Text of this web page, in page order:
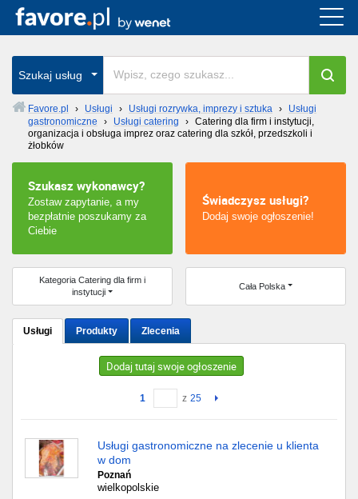
Szukaj usług
Favore.pl › Usługi › Usługi rozrywka, imprezy i sztuka ›
Usługi
gastronomiczne
› Usługi catering › Catering dla firm i instytucji,
organizacja i obsługa imprez oraz catering dla szkół, przedszkoli i
żłobków
Szukasz wykonawcy?
Zostaw zapytanie, a my
bezpłatnie poszukamy za
Ciebie
Świadczysz usługi?
Dodaj swoje ogłoszenie!
Kategoria Catering dla firm i
instytucji
Cała Polska
Usługi Produkty Zlecenia
Dodaj tutaj swoje ogłoszenie
1 z 25
Usługi gastronomiczne na zlecenie u klienta
w dom
Poznań
wielkopolskie
Cała Polska
wszystkie w całym kraju
Warszawa
Wrocław
Kraków
Łódź
Katowice
Lublin